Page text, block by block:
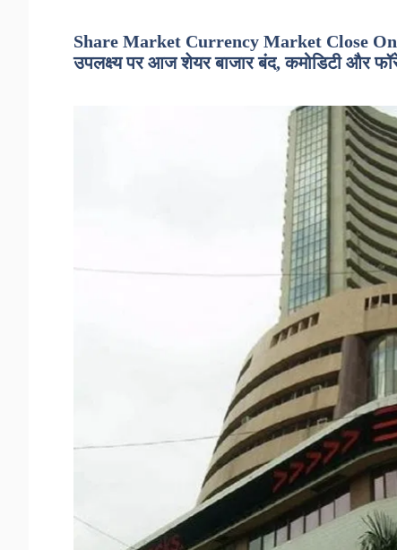
Share Market Currency Market Close
उपलक्ष्य पर आज शेयर बाजार बंद, कमोडिटी और